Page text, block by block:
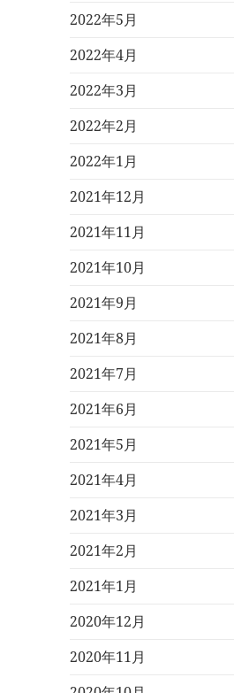
2022年5月
2022年4月
2022年3月
2022年2月
2022年1月
2021年12月
2021年11月
2021年10月
2021年9月
2021年8月
2021年7月
2021年6月
2021年5月
2021年4月
2021年3月
2021年2月
2021年1月
2020年12月
2020年11月